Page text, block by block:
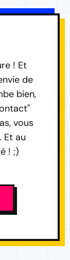
! Et
de
bien,
vous
Et au
! ;)